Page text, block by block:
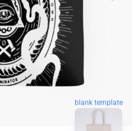
blank template